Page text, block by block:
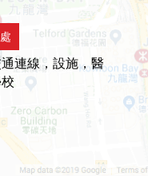
連線，設施，醫